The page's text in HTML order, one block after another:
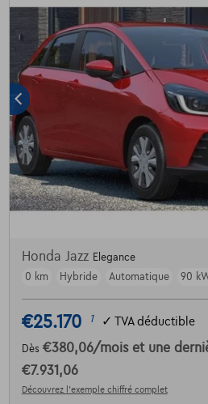
Honda Jazz Elegance
0 km
Hybride Automatique 90
€25.170 1 ✓ TVA déductible
Dès €380,06/mois et une
€7.931,06
Découvrez l’exemple chiffré complet